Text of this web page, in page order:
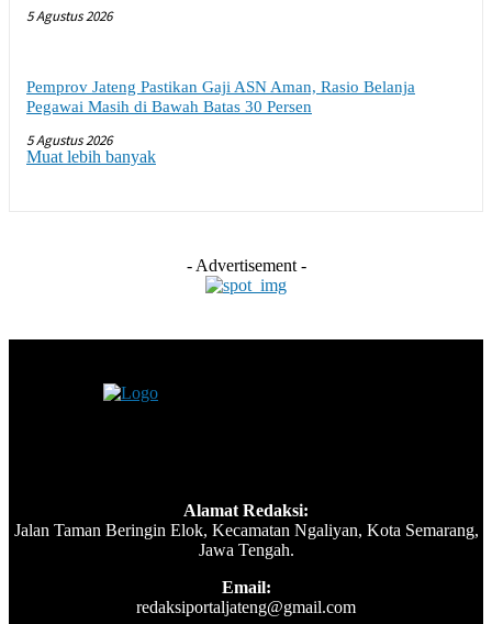
5 Agustus 2026
Pemprov Jateng Pastikan Gaji ASN Aman, Rasio Belanja
Pegawai Masih di Bawah Batas 30 Persen
5 Agustus 2026
Muat lebih banyak
- Advertisement -
Alamat Redaksi:
Jalan Taman Beringin Elok, Kecamatan Ngaliyan, Kota Semarang,
Jawa Tengah.
Email:
redaksiportaljateng@gmail.com